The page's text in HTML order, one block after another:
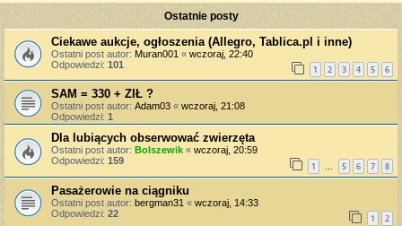
a
j
Ostatnie posty
Ciekawe aukcje, ogłoszenia (Allegro, Tablica.pl i inne)
Ostatni post autor: Muran001 « wczoraj, 22:40
Odpowiedzi: 101 1 2 3 4 5 6
SAM = 330 + ZIŁ ?
Ostatni post autor: Adam03 « wczoraj, 21:08
Odpowiedzi: 1
Dla lubiących obserwować zwierzęta
Ostatni post autor: Bolszewik « wczoraj, 20:59
Odpowiedzi: 159 1 … 5 6 7 8
Pasażerowie na ciągniku
Ostatni post autor: bergman31 « wczoraj, 14:33
Odpowiedzi: 22 1 2